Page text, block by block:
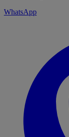
WhatsApp